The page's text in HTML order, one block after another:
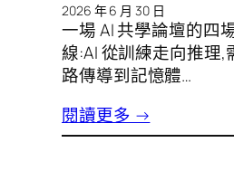
2026 年 6 月 30 日
一場 AI 共學論壇的四
線:AI 從訓練走向推理,
路傳導到記憶體…
閱讀更多 →